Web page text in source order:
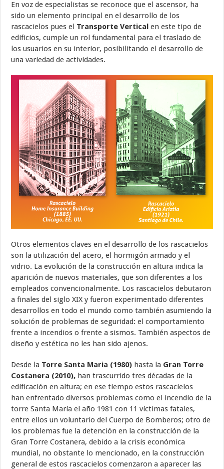
En voz de especialistas se reconoce que el ascensor, ha
sido un elemento principal en el desarrollo de los
rascacielos pues el Transporte Vertical en este tipo de
edificios, cumple un rol fundamental para el traslado de
los usuarios en su interior, posibilitando el desarrollo de
una variedad de actividades.
Otros elementos claves en el desarrollo de los rascacielos
son la utilización del acero, el hormigón armado y el
vidrio. La evolución de la construcción en altura indica la
aparición de nuevos materiales, que son diferentes a los
empleados convencionalmente. Los rascacielos debutaron
a finales del siglo XIX y fueron experimentado diferentes
desarrollos en todo el mundo como también asumiendo la
solución de problemas de seguridad: el comportamiento
frente a incendios o frente a sismos. También aspectos de
diseño y estética no les han sido ajenos.
Desde la Torre Santa Maria (1980) hasta la Gran Torre
Costanera (2010), han trascurrido tres décadas de la
edificación en altura; en ese tiempo estos rascacielos
han enfrentado diversos problemas como el incendio de la
torre Santa María el año 1981 con 11 víctimas fatales,
entre ellos un voluntario del Cuerpo de Bomberos; otro de
los problemas fue la detención en la construcción de la
Gran Torre Costanera, debido a la crisis económica
mundial, no obstante lo mencionado, en la construcción
general de estos rascacielos comenzaron a aparecer las